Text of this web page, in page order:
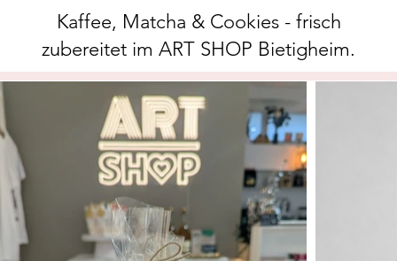
Kaffee, Matcha & Cookies - frisch
zubereitet im ART SHOP Bietigheim.